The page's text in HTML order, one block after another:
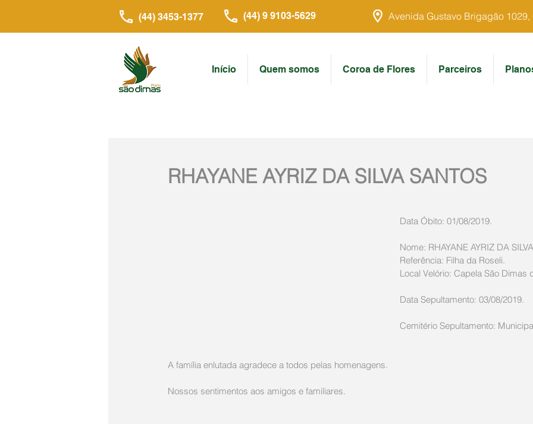
(44) 3453-1377 (44) 9 9103-5629 Avenida Gustavo Brigagão 1029,
Início Quem somos Coroa de Flores Parceiros
RHAYANE AYRIZ DA SILVA SANTOS
Data Óbito: 01/08/2019.
Nome: RHAYANE AYRIZ DA
Referência: Filha da Roseli.
Local Velório: Capela São Dimas
Data Sepultamento: 03/08/2019.
Cemitério Sepultamento:
A família enlutada agradece a todos pelas homenagens.
Nossos sentimentos aos amigos e familiares.